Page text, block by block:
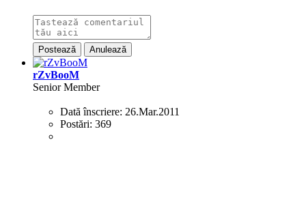
Postează Anulează
rZvBooM
Senior Member
Dată înscriere: 26.Mar.2011
Postări: 369